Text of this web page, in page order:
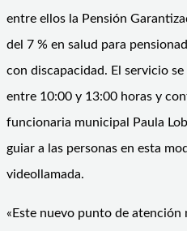
entre ellos la Pensión
del 7 % en salud para
con discapacidad. El servicio
entre 10:00 y 13:00 horas y
funcionaria municipal Paula
guiar a las personas en esta
videollamada.
«Este nuevo punto de atención